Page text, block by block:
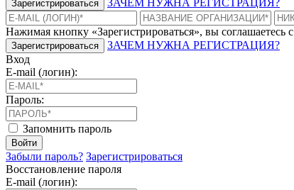
Зарегистрироваться
Нажимая кнопку «Зарегистрироваться», вы соглашаетесь с
Зарегистрироваться
ЗАЧЕМ НУЖНА РЕГИСТРАЦИЯ?
Вход
E-mail (логин):
Пароль:
Запомнить пароль
Войти
Забыли пароль? Зарегистрироваться
Восстановление пароля
E-mail (логин):